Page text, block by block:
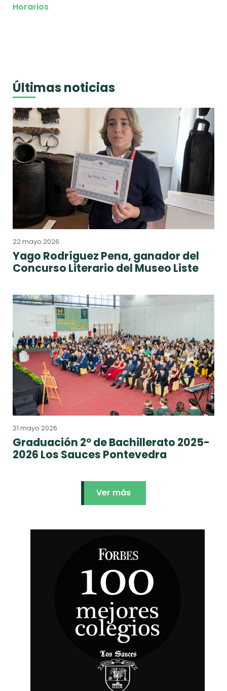
Horarios
Últimas noticias
22 mayo 2026
Yago Rodríguez Pena, ganador del
Concurso Literario del Museo Liste
21 mayo 2026
Graduación 2º de Bachillerato 2025-
2026 Los Sauces Pontevedra
Ver más